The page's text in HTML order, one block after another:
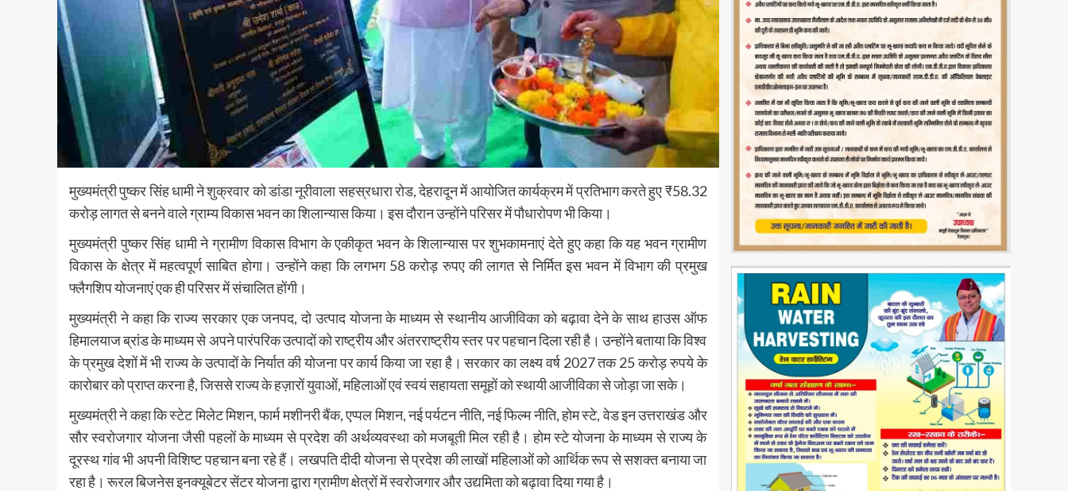
मुख्यमंत्री पुष्कर सिंह धामी ने शुक्रवार को डांडा नूरीवाला सहस्रधारा रोड, देहरादून में आयोजित कार्यक्रम में प्रतिभाग करते हुए ₹58.32
करोड़ लागत से बनने वाले ग्राम्य विकास भवन का शिलान्यास किया। इस दौरान उन्होंने परिसर में पौधारोपण भी किया।
मुख्यमंत्री पुष्कर सिंह धामी ने ग्रामीण विकास विभाग के एकीकृत भवन के शिलान्यास पर शुभकामनाएं देते हुए कहा कि यह भवन ग्रामीण
विकास के क्षेत्र में महत्वपूर्ण साबित होगा। उन्होंने कहा कि लगभग 58 करोड़ रुपए की लागत से निर्मित इस भवन में विभाग की प्रमुख
फ्लैगशिप योजनाएं एक ही परिसर में संचालित होंगी।
मुख्यमंत्री ने कहा कि राज्य सरकार एक जनपद, दो उत्पाद योजना के माध्यम से स्थानीय आजीविका को बढ़ावा देने के साथ हाउस ऑफ
हिमालयाज ब्रांड के माध्यम से अपने पारंपरिक उत्पादों को राष्ट्रीय और अंतरराष्ट्रीय स्तर पर पहचान दिला रही है। उन्होंने बताया कि विश्व
के प्रमुख देशों में भी राज्य के उत्पादों के निर्यात की योजना पर कार्य किया जा रहा है। सरकार का लक्ष्य वर्ष 2027 तक 25 करोड़ रुपये के
कारोबार को प्राप्त करना है, जिससे राज्य के हज़ारों युवाओं, महिलाओं एवं स्वयं सहायता समूहों को स्थायी आजीविका से जोड़ा जा सके।
मुख्यमंत्री ने कहा कि स्टेट मिलेट मिशन, फार्म मशीनरी बैंक, एप्पल मिशन, नई पर्यटन नीति, नई फिल्म नीति, होम स्टे, वेड इन उत्तराखंड और
सौर स्वरोजगार योजना जैसी पहलों के माध्यम से प्रदेश की अर्थव्यवस्था को मजबूती मिल रही है। होम स्टे योजना के माध्यम से राज्य के
दूरस्थ गांव भी अपनी विशिष्ट पहचान बना रहे हैं। लखपति दीदी योजना से प्रदेश की लाखों महिलाओं को आर्थिक रूप से सशक्त बनाया जा
रहा है। रूरल बिजनेस इनक्यूबेटर सेंटर योजना द्वारा ग्रामीण क्षेत्रों में स्वरोजगार और उद्यमिता को बढ़ावा दिया गया है।